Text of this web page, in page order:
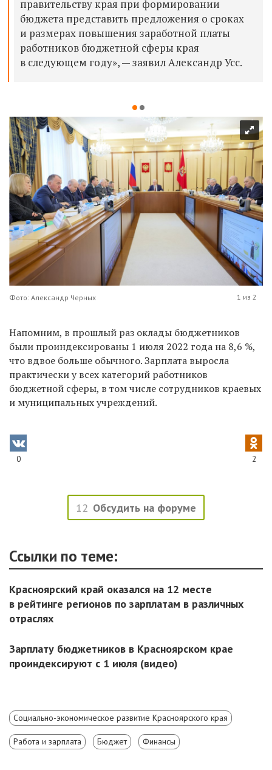
правительству края при формировании
бюджета представить предложения о сроках
и размерах повышения заработной платы
работников бюджетной сферы края
в следующем году», — заявил Александр Усс.
Фото: Александр Черных 1 из 2
Напомним, в прошлый раз оклады бюджетников
были проиндексированы 1 июля 2022 года на 8,6 %,
что вдвое больше обычного. Зарплата выросла
практически у всех категорий работников
бюджетной сферы, в том числе сотрудников краевых
и муниципальных учреждений.
0 2
12 Обсудить на форуме
Ссылки по теме:
Красноярский край оказался на 12 месте
в рейтинге регионов по зарплатам в различных
отраслях
Зарплату бюджетников в Красноярском крае
проиндексируют с 1 июля (видео)
Социально-экономическое развитие Красноярского края
Работа и зарплата Бюджет Финансы